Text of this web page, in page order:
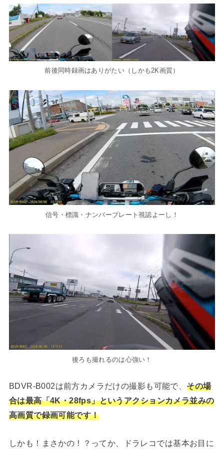
前後同時録画はありがたい（しかも2K画質）
信号・標識・ナンバープレート視認よーし！
後ろも撮れるのは心強い！
BDVR-B002は前方カメラだけの撮影も可能で、 その場
合は最高「4K・28fps」というアクションカメラ並みの
高画質で録画可能です！
しかも！まさかの！？ってか、ドラレコでは基本お目に